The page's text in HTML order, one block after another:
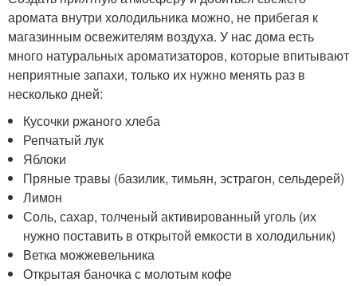
аромата внутри холодильника можно, не прибегая к
магазинным освежителям воздуха. У нас дома есть
много натуральных ароматизаторов, которые впитывают
неприятные запахи, только их нужно менять раз в
несколько дней:
Кусочки ржаного хлеба
Репчатый лук
Яблоки
Пряные травы (базилик, тимьян, эстрагон, сельдерей)
Лимон
Соль, сахар, толченый активированный уголь (их
нужно поставить в открытой емкости в холодильник)
Ветка можжевельника
Открытая баночка с молотым кофе